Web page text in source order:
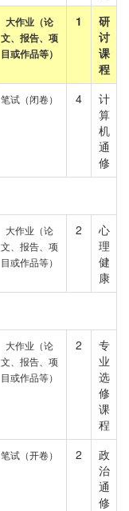
大作业（论
文、报告、项
目或作品等）
1
研
讨
课
程
笔试（闭卷） 4
计
算
机
通
修
大作业（论
文、报告、项
目或作品等）
2
心
理
健
康
大作业（论
文、报告、项
目或作品等）
2
专
业
选
修
课
程
笔试（开卷） 2
政
治
通
修